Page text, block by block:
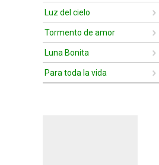
Luz del cielo
Tormento de amor
Luna Bonita
Para toda la vida